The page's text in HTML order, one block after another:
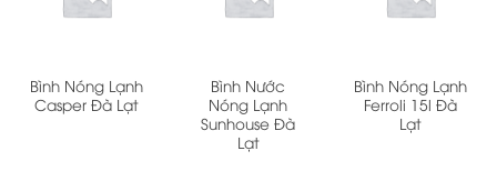
Bình Nóng Lạnh
Casper Đà Lạt
Bình Nước
Nóng Lạnh
Sunhouse Đà
Lạt
Bình Nóng Lạnh
Ferroli 15l Đà
Lạt